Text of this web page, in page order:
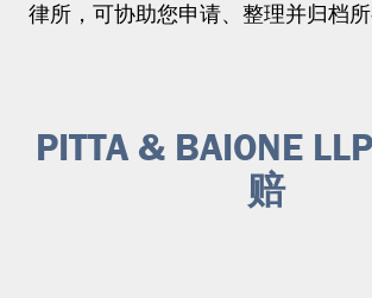
律所，可协助您申请、整理并归档所
PITTA & BAIONE
赔